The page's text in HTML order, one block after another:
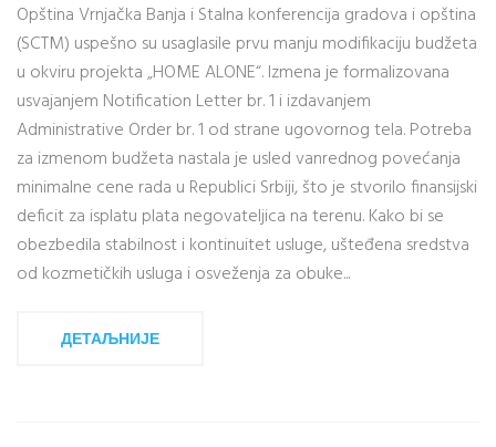
Opština Vrnjačka Banja i Stalna konferencija gradova i opština
(SCTM) uspešno su usaglasile prvu manju modifikaciju budžeta
u okviru projekta „HOME ALONE“. Izmena je formalizovana
usvajanjem Notification Letter br. 1 i izdavanjem
Administrative Order br. 1 od strane ugovornog tela. Potreba
za izmenom budžeta nastala je usled vanrednog povećanja
minimalne cene rada u Republici Srbiji, što je stvorilo finansijski
deficit za isplatu plata negovateljica na terenu. Kako bi se
obezbedila stabilnost i kontinuitet usluge, ušteđena sredstva
od kozmetičkih usluga i osveženja za obuke...
ДЕТАЉНИЈЕ